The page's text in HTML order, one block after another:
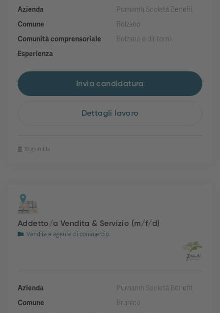
Azienda
Purnamh Società Benefit
Comune
Bolzano
Comunità comprensoriale
Bolzano e dintorni
Esperienza
Invia candidatura
Dettagli lavoro
10 giorni fa
Addetto/a Vendita & Servizio (m/f/d)
Vendita e agente di commercio
Azienda
Purnamh Società Benefit
Comune
Brunico